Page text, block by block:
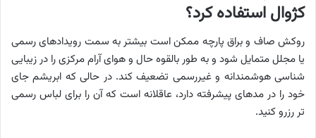
کژوال استفاده کرد؟
روکش صاف و براق پارچه ممکن است بیشتر به سمت رویدادهای رسمی
یا مجلل متمایل شود و به طور بالقوه حال و هوای آرام مرکزی را در زیبایی
شناسی هوشمندانه و غیررسمی تضعیف کند. در حالی که ابریشم جای
خود را در مدهای پیشرفته دارد، عاقلانه است که آن را برای لباس رسمی
تر رزرو کنید.